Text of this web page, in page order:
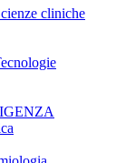
cliniche